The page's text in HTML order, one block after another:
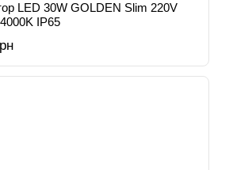
LED 30W GOLDEN Slim 220V
IP65